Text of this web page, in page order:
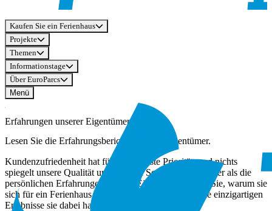
Kaufen Sie ein Ferienhaus
Projekte
Themen
Informationstage
Über EuroParcs
Menü
Erfahrungen unserer Eigentümer
Lesen Sie die Erfahrungsberichte unserer Eigentümer.
Kundenzufriedenheit hat für uns höchste Priorität, und nichts
spiegelt unsere Qualität und unseren Service besser wider als die
persönlichen Erfahrungen unserer Eigentümer. Lesen Sie, warum sie
sich für ein Ferienhaus entschieden haben und welche einzigartigen
Erlebnisse sie dabei hatten.